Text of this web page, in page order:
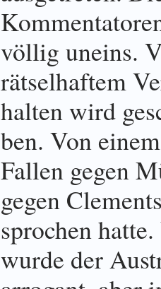
völlig uneins.
rätsel­haftem
halten wird
ben. Von
Fallen gegen
gegen
sprochen
wurde der